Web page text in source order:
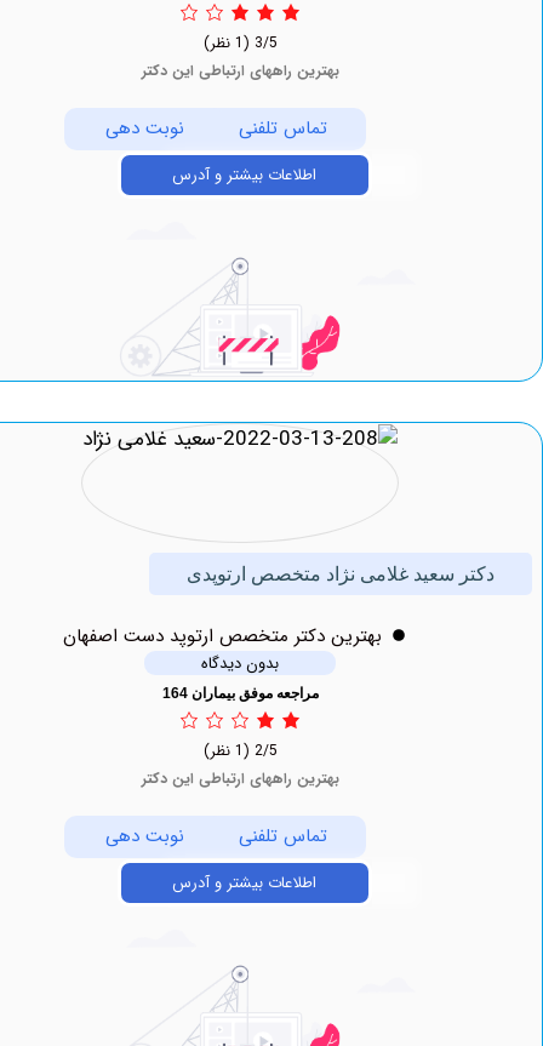
بهترین راههای ارتباطی این دکتر
تماس تلفنی نوبت دهی
اطلاعات بیشتر و آدرس
سعید غلامی نژاد متخصص ارتوپدی
بهترين دکتر متخصص ارتوپد دست اصفهان
بدون دیدگاه
مراجعه موفق بیماران 164
بهترین راههای ارتباطی این دکتر
تماس تلفنی نوبت دهی
اطلاعات بیشتر و آدرس